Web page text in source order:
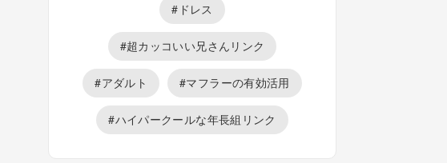
#ドレス
#超カッコいい兄さんリンク
#アダルト #マフラーの有効活用
#ハイパークールな年長組リンク